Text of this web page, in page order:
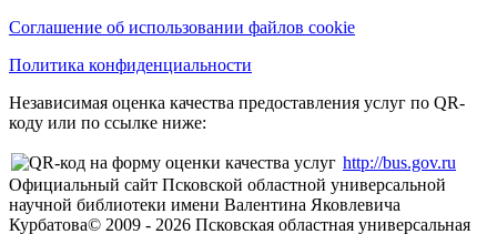
Соглашение об использовании файлов cookie
Политика конфиденциальности
Независимая оценка качества предоставления услуг по QR-
коду или по ссылке ниже:
http://bus.gov.ru
Официальный сайт Псковской областной универсальной
научной библиотеки имени Валентина Яковлевича
Курбатова© 2009 - 2026 Псковская областная универсальная